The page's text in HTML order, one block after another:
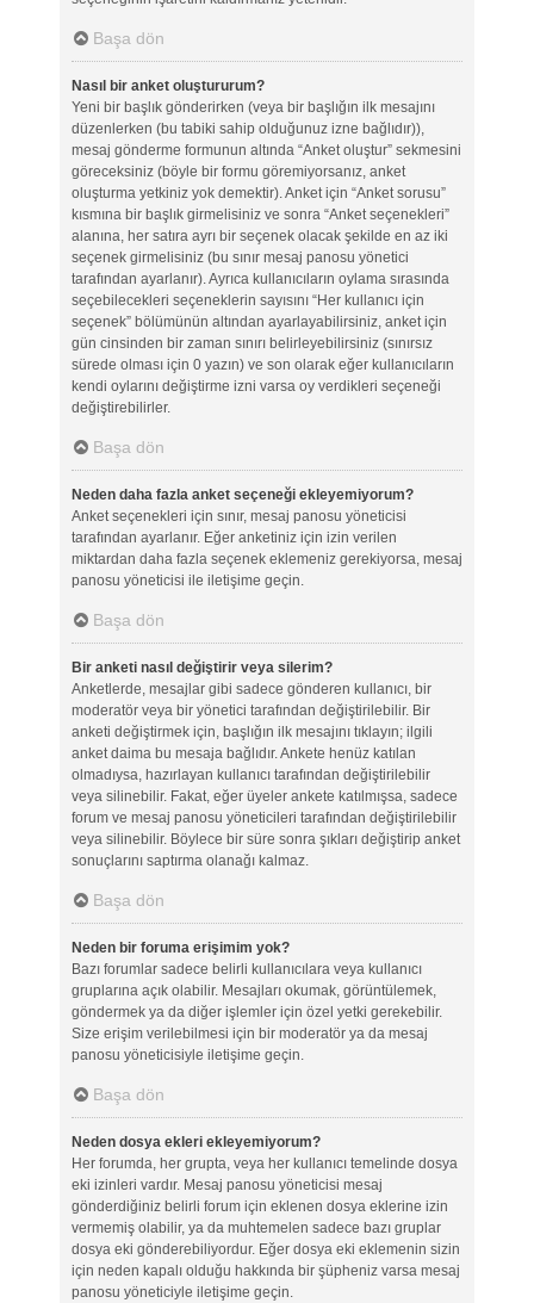
Başa dön
Nasıl bir anket oluştururum?
Yeni bir başlık gönderirken (veya bir başlığın ilk mesajını
düzenlerken (bu tabiki sahip olduğunuz izne bağlıdır)),
mesaj gönderme formunun altında “Anket oluştur” sekmesini
göreceksiniz (böyle bir formu göremiyorsanız, anket
oluşturma yetkiniz yok demektir). Anket için “Anket sorusu”
kısmına bir başlık girmelisiniz ve sonra “Anket seçenekleri”
alanına, her satıra ayrı bir seçenek olacak şekilde en az iki
seçenek girmelisiniz (bu sınır mesaj panosu yönetici
tarafından ayarlanır). Ayrıca kullanıcıların oylama sırasında
seçebilecekleri seçeneklerin sayısını “Her kullanıcı için
seçenek” bölümünün altından ayarlayabilirsiniz, anket için
gün cinsinden bir zaman sınırı belirleyebilirsiniz (sınırsız
sürede olması için 0 yazın) ve son olarak eğer kullanıcıların
kendi oylarını değiştirme izni varsa oy verdikleri seçeneği
değiştirebilirler.
Başa dön
Neden daha fazla anket seçeneği ekleyemiyorum?
Anket seçenekleri için sınır, mesaj panosu yöneticisi
tarafından ayarlanır. Eğer anketiniz için izin verilen
miktardan daha fazla seçenek eklemeniz gerekiyorsa, mesaj
panosu yöneticisi ile iletişime geçin.
Başa dön
Bir anketi nasıl değiştirir veya silerim?
Anketlerde, mesajlar gibi sadece gönderen kullanıcı, bir
moderatör veya bir yönetici tarafından değiştirilebilir. Bir
anketi değiştirmek için, başlığın ilk mesajını tıklayın; ilgili
anket daima bu mesaja bağlıdır. Ankete henüz katılan
olmadıysa, hazırlayan kullanıcı tarafından değiştirilebilir
veya silinebilir. Fakat, eğer üyeler ankete katılmışsa, sadece
forum ve mesaj panosu yöneticileri tarafından değiştirilebilir
veya silinebilir. Böylece bir süre sonra şıkları değiştirip anket
sonuçlarını saptırma olanağı kalmaz.
Başa dön
Neden bir foruma erişimim yok?
Bazı forumlar sadece belirli kullanıcılara veya kullanıcı
gruplarına açık olabilir. Mesajları okumak, görüntülemek,
göndermek ya da diğer işlemler için özel yetki gerekebilir.
Size erişim verilebilmesi için bir moderatör ya da mesaj
panosu yöneticisiyle iletişime geçin.
Başa dön
Neden dosya ekleri ekleyemiyorum?
Her forumda, her grupta, veya her kullanıcı temelinde dosya
eki izinleri vardır. Mesaj panosu yöneticisi mesaj
gönderdiğiniz belirli forum için eklenen dosya eklerine izin
vermemiş olabilir, ya da muhtemelen sadece bazı gruplar
dosya eki gönderebiliyordur. Eğer dosya eki eklemenin sizin
için neden kapalı olduğu hakkında bir şüpheniz varsa mesaj
panosu yöneticiyle iletişime geçin.